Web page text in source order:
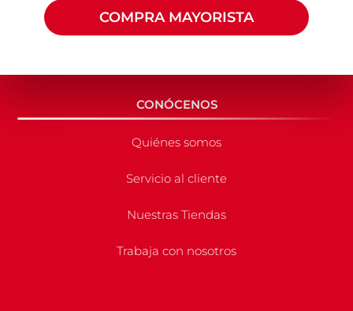
COMPRA MAYORISTA
CONÓCENOS
Quiénes somos
Servicio al cliente
Nuestras Tiendas
Trabaja con nosotros